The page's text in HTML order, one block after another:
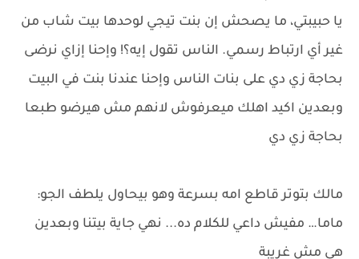
يا حبيبتي، ما يصحش إن بنت تيجي لوحدها بيت شاب من
غير أي ارتباط رسمي. الناس تقول إيه؟! وإحنا إزاي نرضى
بحاجة زي دي على بنات الناس وإحنا عندنا بنت في البيت
وبعدين اكيد اهلك ميعرفوش لانهم مش هيرضو طبعا
بحاجة زي دي
مالك بتوتر قاطع امه بسرعة وهو بيحاول يلطف الجو:
ماما… مفيش داعي للكلام ده... نهي جاية بيتنا وبعدين
هي مش غريبة